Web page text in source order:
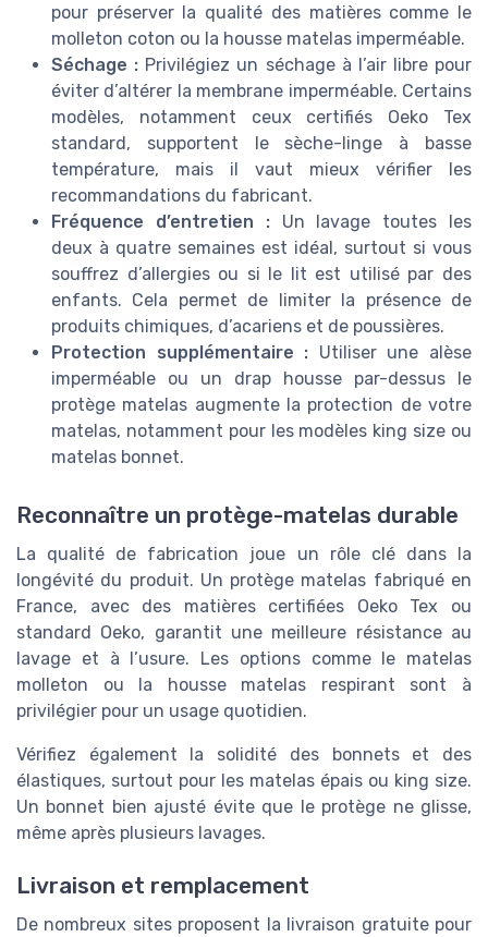
pour préserver la qualité des matières comme le
molleton coton ou la housse matelas imperméable.
Séchage : Privilégiez un séchage à l’air libre pour
éviter d’altérer la membrane imperméable. Certains
modèles, notamment ceux certifiés Oeko Tex
standard, supportent le sèche-linge à basse
température, mais il vaut mieux vérifier les
recommandations du fabricant.
Fréquence d’entretien :Un lavage toutes les
deux à quatre semaines est idéal, surtout si vous
souffrez d’allergies ou si le lit est utilisé par des
enfants. Cela permet de limiter la présence de
produits chimiques, d’acariens et de poussières.
Protection supplémentaire : Utiliser une alèse
imperméable ou un drap housse par-dessus le
protège matelas augmente la protection de votre
matelas, notamment pour les modèles king size ou
matelas bonnet.
Reconnaître un protège-matelas durable
La qualité de fabrication joue un rôle clé dans la
longévité du produit. Un protège matelas fabriqué en
France, avec des matières certifiées Oeko Tex ou
standard Oeko, garantit une meilleure résistance au
lavage et à l’usure. Les options comme le matelas
molleton ou la housse matelas respirant sont à
privilégier pour un usage quotidien.
Vérifiez également la solidité des bonnets et des
élastiques, surtout pour les matelas épais ou king size.
Un bonnet bien ajusté évite que le protège ne glisse,
même après plusieurs lavages.
Livraison et remplacement
De nombreux sites proposent la livraison gratuite pour